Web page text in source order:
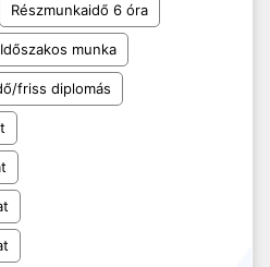
Részmunkaidő 6 óra
Időszakos munka
friss diplomás